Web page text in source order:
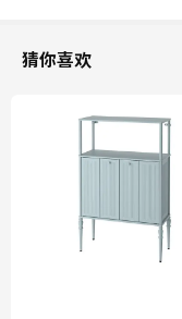
框架，高
抽屉前板
203.274.22
猜你喜欢